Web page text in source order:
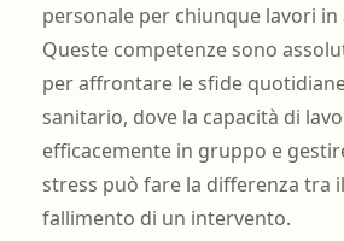
personale per chiunque lavori
Queste competenze sono
per affrontare le sfide
sanitario, dove la capacità di
efficacemente in gruppo e
stress può fare la differenza tra
fallimento di un intervento.